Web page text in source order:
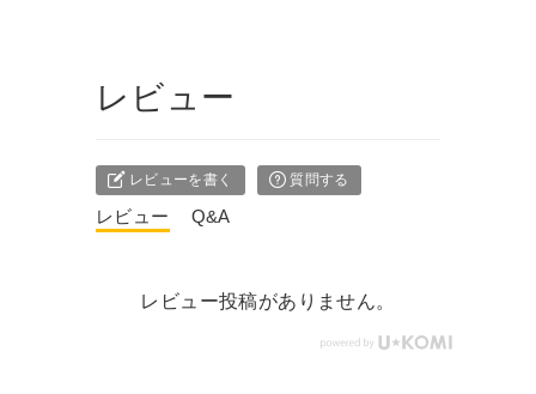
レビュー
レビューを書く 質問する
レビュー Q&A
レビュー投稿がありません。